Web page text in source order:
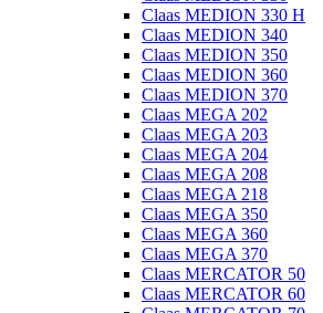
Claas MEDION 330 H
Claas MEDION 340
Claas MEDION 350
Claas MEDION 360
Claas MEDION 370
Claas MEGA 202
Claas MEGA 203
Claas MEGA 204
Claas MEGA 208
Claas MEGA 218
Claas MEGA 350
Claas MEGA 360
Claas MEGA 370
Claas MERCATOR 50
Claas MERCATOR 60